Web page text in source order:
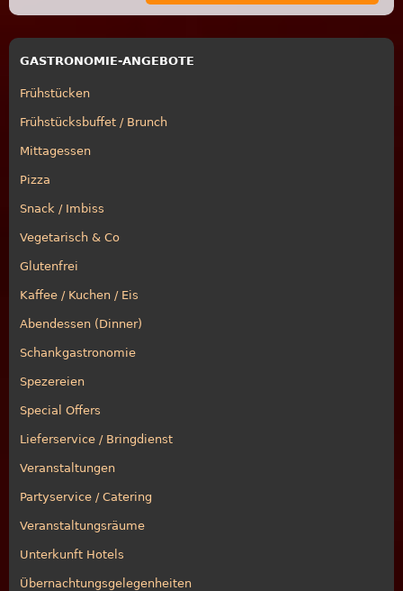
GASTRONOMIE-ANGEBOTE
Frühstücken
Frühstücksbuffet / Brunch
Mittagessen
Pizza
Snack / Imbiss
Vegetarisch & Co
Glutenfrei
Kaffee / Kuchen / Eis
Abendessen (Dinner)
Schankgastronomie
Spezereien
Special Offers
Lieferservice / Bringdienst
Veranstaltungen
Partyservice / Catering
Veranstaltungsräume
Unterkunft Hotels
Übernachtungsgelegenheiten